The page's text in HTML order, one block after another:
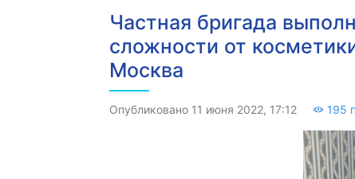
Частная бригада
сложности от
Москва
Опубликовано 11 июня 2022, 17:12 195